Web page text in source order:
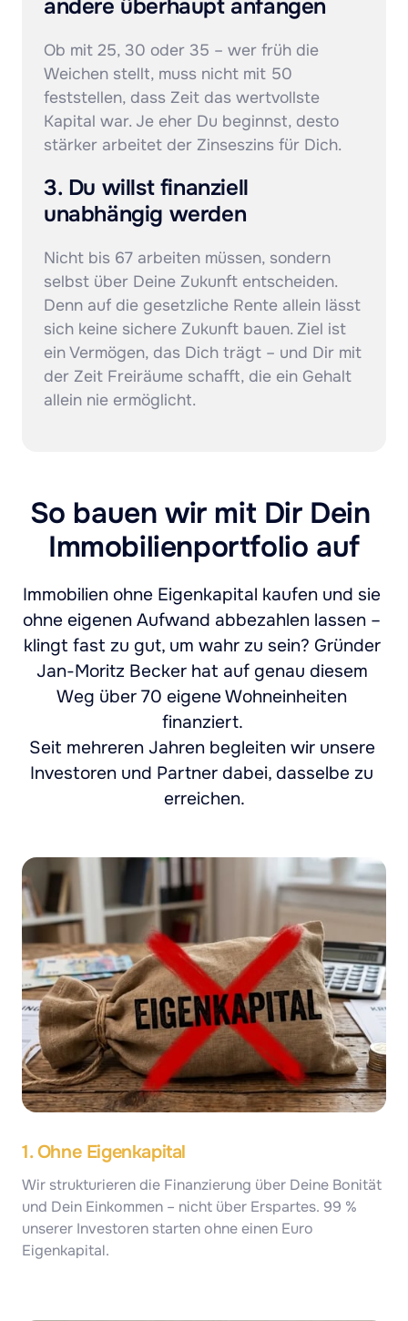
andere überhaupt anfangen
Ob mit 25, 30 oder 35 – wer früh die
Weichen stellt, muss nicht mit 50
feststellen, dass Zeit das wertvollste
Kapital war. Je eher Du beginnst, desto
stärker arbeitet der Zinseszins für Dich.
3. Du willst finanziell
unabhängig werden
Nicht bis 67 arbeiten müssen, sondern
selbst über Deine Zukunft entscheiden.
Denn auf die gesetzliche Rente allein lässt
sich keine sichere Zukunft bauen. Ziel ist
ein Vermögen, das Dich trägt – und Dir mit
der Zeit Freiräume schafft, die ein Gehalt
allein nie ermöglicht.
So bauen wir mit Dir Dein
Immobilienportfolio auf
Immobilien ohne Eigenkapital kaufen und sie
ohne eigenen Aufwand abbezahlen lassen –
klingt fast zu gut, um wahr zu sein? Gründer
Jan-Moritz Becker hat auf genau diesem
Weg über 70 eigene Wohneinheiten
finanziert.
Seit mehreren Jahren begleiten wir unsere
Investoren und Partner dabei, dasselbe zu
erreichen.
1. Ohne Eigenkapital
Wir strukturieren die Finanzierung über Deine Bonität
und Dein Einkommen – nicht über Erspartes. 99 %
unserer Investoren starten ohne einen Euro
Eigenkapital.